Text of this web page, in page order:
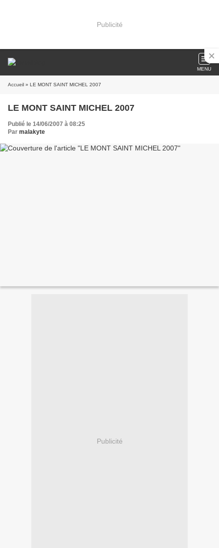
Publicité
MENU
Accueil » LE MONT SAINT MICHEL 2007
LE MONT SAINT MICHEL 2007
Publié le 14/06/2007 à 08:25
Par malakyte
Publicité